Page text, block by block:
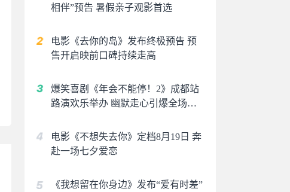
相伴”预告 暑假亲子观影首选
电影《去你的岛》发布终极预告 预
售开启映前口碑持续走高
爆笑喜剧《年会不能停！2》成都站
路演欢乐举办 幽默走心引爆全场共
电影《不想失去你》定档8月19日 奔
赴一场七夕爱恋
《我想留在你身边》发布“爱有时差”